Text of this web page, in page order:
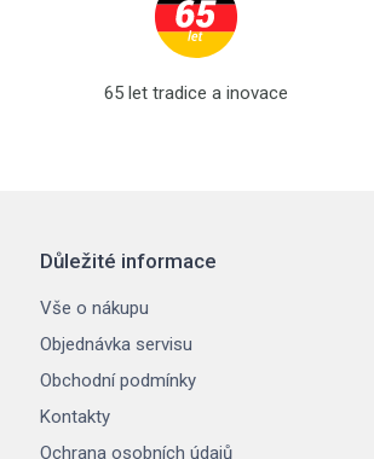
65 let tradice a inovace
Důležité informace
Vše o nákupu
Objednávka servisu
Obchodní podmínky
Kontakty
Ochrana osobních údajů